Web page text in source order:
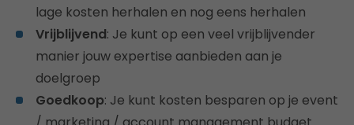
lage kosten herhalen en nog eens herhalen
Vrijblijvend: Je kunt op een veel vrijblijvender
manier jouw expertise aanbieden aan je
doelgroep
Goedkoop: Je kunt kosten besparen op je event